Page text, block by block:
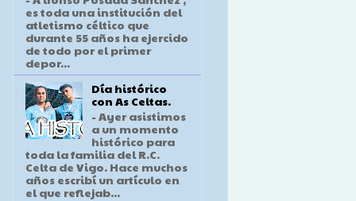
es toda una institución del
atletismo céltico que
durante 55 años ha ejercido
de todo por el primer
depor...
Día histórico
con As Celtas.
- Ayer asistimos
a un momento
histórico para
toda la familia del R.C.
Celta de Vigo. Hace muchos
años escribí un artículo en
el que reflejab...